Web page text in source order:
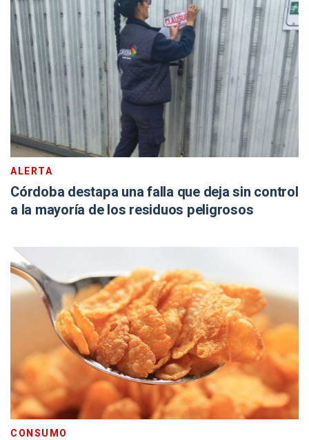
ALERTA
Córdoba destapa una falla que deja sin control
a la mayoría de los residuos peligrosos
CONSUMO